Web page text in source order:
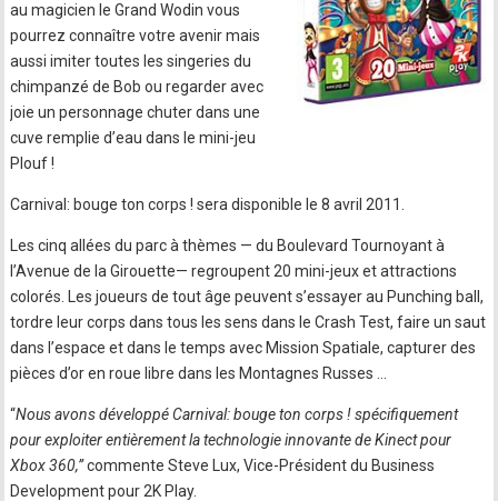
au magicien le Grand Wodin vous
pourrez connaître votre avenir mais
aussi imiter toutes les singeries du
chimpanzé de Bob ou regarder avec
joie un personnage chuter dans une
cuve remplie d’eau dans le mini-jeu
Plouf !
Carnival: bouge ton corps ! sera disponible le 8 avril 2011.
Les cinq allées du parc à thèmes — du Boulevard Tournoyant à
l’Avenue de la Girouette— regroupent 20 mini-jeux et attractions
colorés. Les joueurs de tout âge peuvent s’essayer au Punching ball,
tordre leur corps dans tous les sens dans le Crash Test, faire un saut
dans l’espace et dans le temps avec Mission Spatiale, capturer des
pièces d’or en roue libre dans les Montagnes Russes …
“Nous avons développé Carnival: bouge ton corps ! spécifiquement
pour exploiter entièrement la technologie innovante de Kinect pour
Xbox 360,”commente Steve Lux, Vice-Président du Business
Development pour 2K Play.